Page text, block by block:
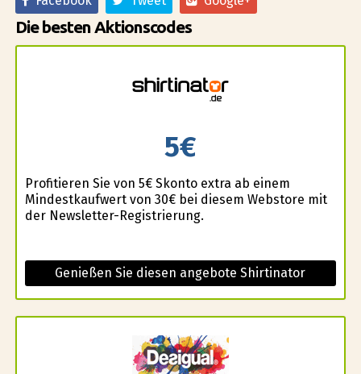
Die besten Aktionscodes
5€
Profitieren Sie von 5€ Skonto extra ab einem
Mindestkaufwert von 30€ bei diesem Webstore mit
der Newsletter-Registrierung.
Genießen Sie diesen angebote Shirtinator